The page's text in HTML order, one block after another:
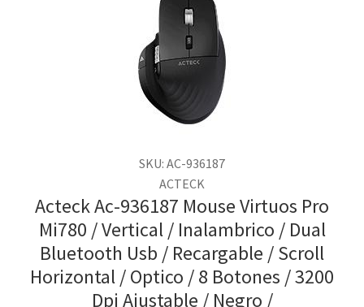
SKU: AC-936187
ACTECK
Acteck Ac-936187 Mouse Virtuos Pro
Mi780 / Vertical / Inalambrico / Dual
Bluetooth Usb / Recargable / Scroll
Horizontal / Optico / 8 Botones / 3200
Dpi Ajustable / Negro /